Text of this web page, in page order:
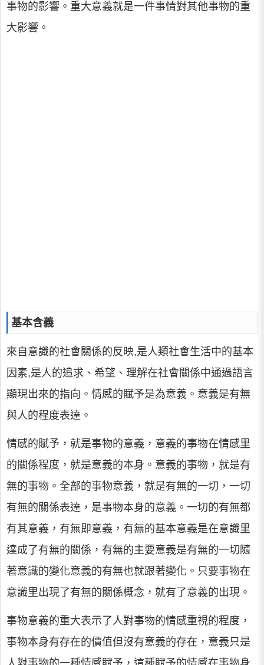
事物的影響。重大意義就是一件事情對其他事物的重
大影響。
基本含義
來自意識的社會關係的反映,是人類社會生活中的基本
因素,是人的追求、希望、理解在社會關係中通過語言
顯現出來的指向。情感的賦予是為意義。意義是有無
與人的程度表達。
情感的賦予，就是事物的意義，意義的事物在情感里
的關係程度，就是意義的本身。意義的事物，就是有
無的事物。全部的事物意義，就是有無的一切，一切
有無的關係表達，是事物本身的意義。一切的有無都
有其意義，有無即意義，有無的基本意義是在意識里
達成了有無的關係，有無的主要意義是有無的一切隨
著意識的變化意義的有無也就跟著變化。只要事物在
意識里出現了有無的關係概念，就有了意義的出現。
事物意義的重大表示了人對事物的情感重視的程度，
事物本身有存在的價值但沒有意義的存在，意義只是